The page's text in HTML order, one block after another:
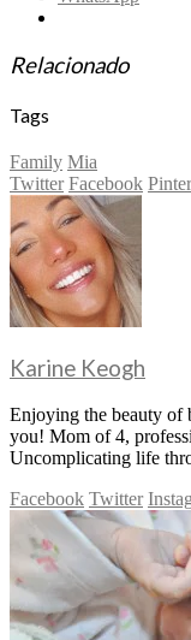
Relacionado
Tags
Family Mia
Twitter Facebook
Karine Keogh
Enjoying the beauty of
you! Mom of 4,
Uncomplicating life
Facebook Twitter